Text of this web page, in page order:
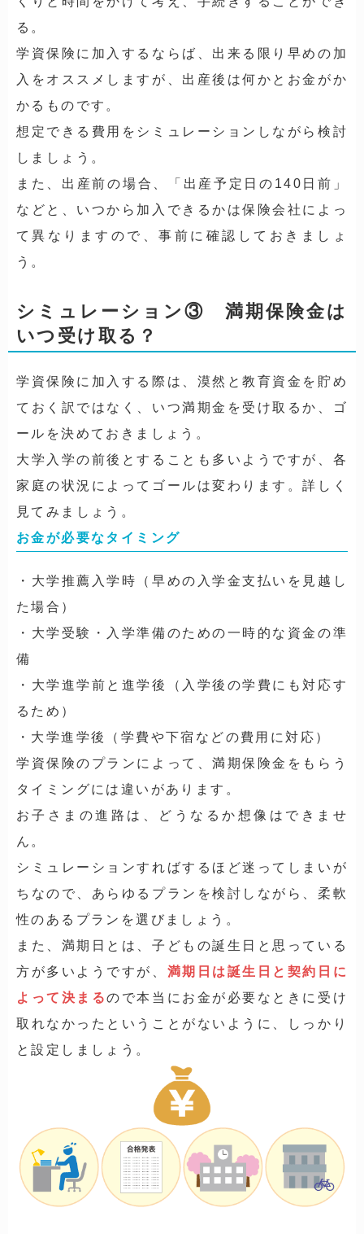
る。
学資保険に加入するならば、出来る限り早めの加
入をオススメしますが、出産後は何かとお金がか
かるものです。
想定できる費用をシミュレーションしながら検討
しましょう。
また、出産前の場合、「出産予定日の140日前」
などと、いつから加入できるかは保険会社によっ
て異なりますので、事前に確認しておきましょ
う。
シミュレーション③ 満期保険金は
いつ受け取る？
学資保険に加入する際は、漠然と教育資金を貯め
ておく訳ではなく、いつ満期金を受け取るか、ゴ
ールを決めておきましょう。
大学入学の前後とすることも多いようですが、各
家庭の状況によってゴールは変わります。詳しく
見てみましょう。
お金が必要なタイミング
・大学推薦入学時（早めの入学金支払いを見越し
た場合）
・大学受験・入学準備のための一時的な資金の準
備
・大学進学前と進学後（入学後の学費にも対応す
るため）
・大学進学後（学費や下宿などの費用に対応）
学資保険のプランによって、満期保険金をもらう
タイミングには違いがあります。
お子さまの進路は、どうなるか想像はできませ
ん。
シミュレーションすればするほど迷ってしまいが
ちなので、あらゆるプランを検討しながら、柔軟
性のあるプランを選びましょう。
また、満期日とは、子どもの誕生日と思っている
方が多いようですが、 満期日は誕生日と契約日に
よって決まるので本当にお金が必要なときに受け
取れなかったということがないように、しっかり
と設定しましょう。